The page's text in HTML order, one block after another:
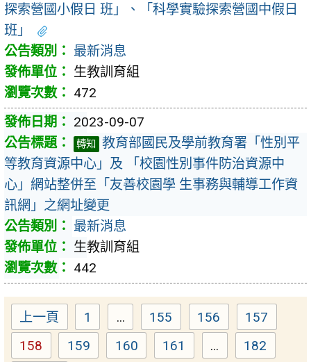
探索營國小假日 班」、「科學實驗探索營國中假日
班」
最新消息
生教訓育組
472
2023-09-07
轉知
教育部國民及學前教育署「性別平
等教育資源中心」及 「校園性別事件防治資源中
心」網站整併至「友善校園學 生事務與輔導工作資
訊網」之網址變更
最新消息
生教訓育組
442
上一頁 Page
1 ... Page
155 Page
156 Page
157
Page
158 Page
159 Page
160 Page
161 ... Page
182